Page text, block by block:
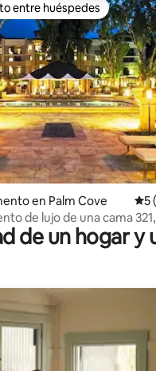
5 de 5; 3 evaluaciones
en Favorito entre
entre huéspedes
en Palm Cove
5
de lujo de una cama 321,
y spa frente al mar
de un hogar y